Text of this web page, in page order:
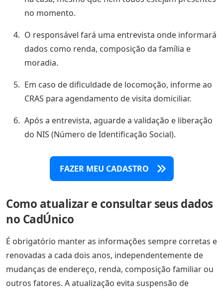
no momento.
O responsável fará uma entrevista onde informará
dados como renda, composição da família e
moradia.
Em caso de dificuldade de locomoção, informe ao
CRAS para agendamento de visita domiciliar.
Após a entrevista, aguarde a validação e liberação
do NIS (Número de Identificação Social).
FAZER MEU CADASTRO
Como atualizar e consultar seus dados
no CadÚnico
É obrigatório manter as informações sempre corretas e
renovadas a cada dois anos, independentemente de
mudanças de endereço, renda, composição familiar ou
outros fatores. A atualização evita suspensão de